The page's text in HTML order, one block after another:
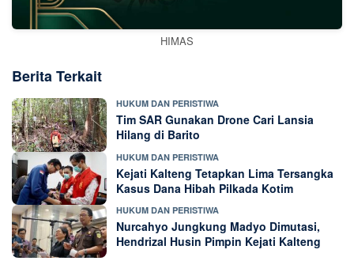
HIMAS
Berita Terkait
HUKUM DAN PERISTIWA
Tim SAR Gunakan Drone Cari Lansia
Hilang di Barito
HUKUM DAN PERISTIWA
Kejati Kalteng Tetapkan Lima Tersangka
Kasus Dana Hibah Pilkada Kotim
HUKUM DAN PERISTIWA
Nurcahyo Jungkung Madyo Dimutasi,
Hendrizal Husin Pimpin Kejati Kalteng